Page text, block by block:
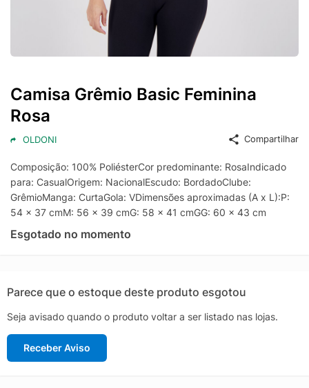
Camisa Grêmio Basic Feminina
Rosa
OLDONI Compartilhar
Composição: 100% PoliésterCor predominante: RosaIndicado
para: CasualOrigem: NacionalEscudo: BordadoClube:
GrêmioManga: CurtaGola: VDimensões aproximadas (A x L):P:
54 x 37 cmM: 56 x 39 cmG: 58 x 41 cmGG: 60 x 43 cm
Esgotado no momento
Parece que o estoque deste produto esgotou
Seja avisado quando o produto voltar a ser listado nas lojas.
Receber Aviso